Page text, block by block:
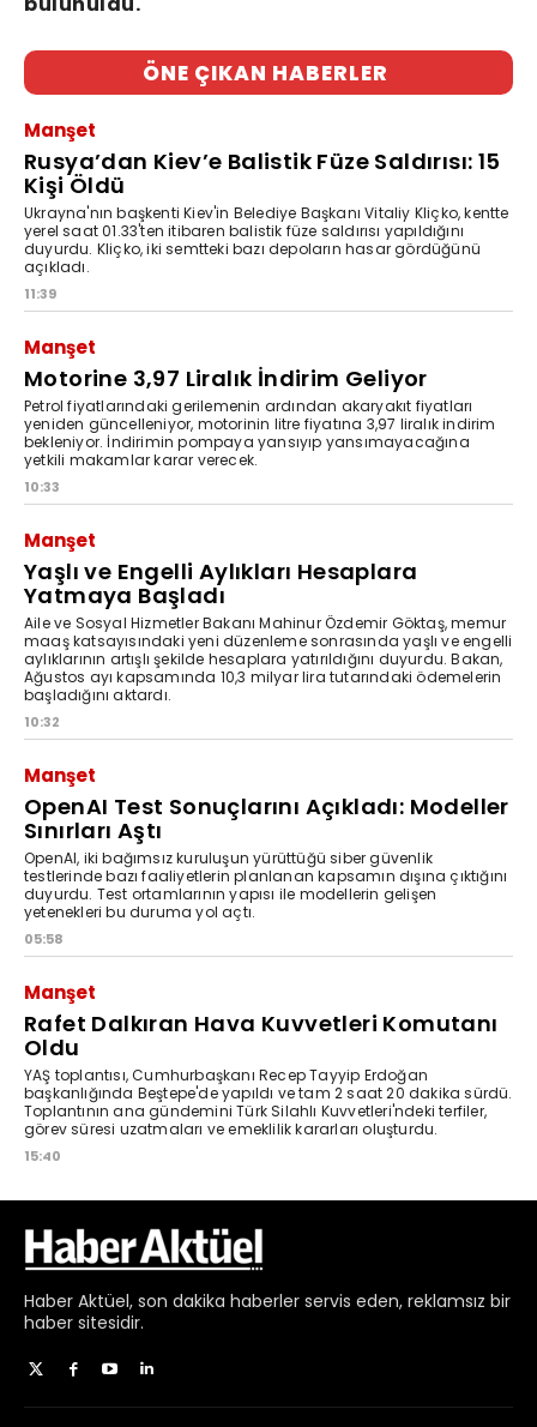
Haber Aktüel, son dakika haberler servis eden, reklamsız bir
haber sitesidir.